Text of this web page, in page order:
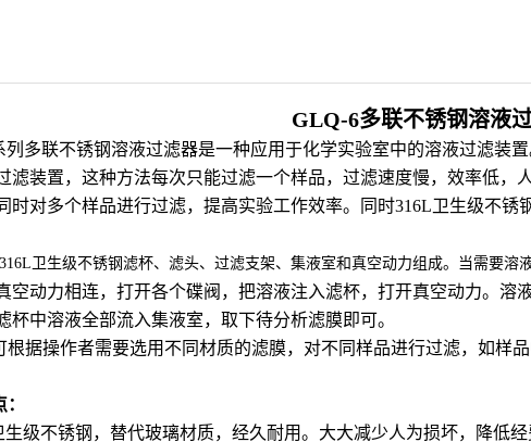
GLQ-6多联不锈钢溶液
列多联不锈钢溶液过滤器是一种应用于化学实验室中的溶液过滤装
滤装置，这种方法每次只能过滤一个样品，过滤速度慢，效率低，
时对多个样品进行过滤，提高实验工作效率。同时316L卫生级不
316L卫生级不锈钢滤杯、滤头、过滤支架、集液室和真空动力组成。当需要溶
空动力相连，打开各个碟阀，把溶液注入滤杯，打开真空动力。
杯中溶液全部流入集液室，取下待分析滤膜即可。
根据操作者需要选用不同材质的滤膜，对不同样品进行过滤，如样
生级不锈钢，替代玻璃材质，经久耐用。大大减少人为损坏，降低经